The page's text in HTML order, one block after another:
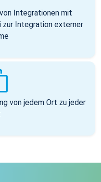
Integrationen mit
zur Integration externer
von jedem Ort zu jeder